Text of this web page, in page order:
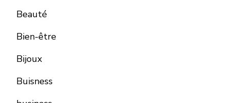
Beauté
Bien-être
Bijoux
Buisness